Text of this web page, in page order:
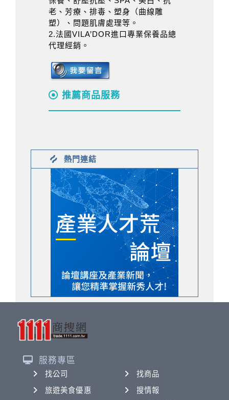
老、芳療、排毒、塑身（曲線雕
塑）、問題肌膚處理等。
2.法國VILA’DOR進口專業保養品總
代理經銷。
推薦商品服務
熱門連結
服務專區
找公司
找商品
旅遊美食優惠
搜情報